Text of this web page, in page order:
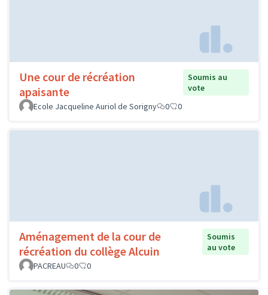
Une cour de récréation
apaisante
Soumis au
vote
Ecole Jacqueline Auriol de Sorigny
0 0
Aménagement de la cour de
récréation du collège Alcuin
Soumis
au vote
PACREAU
0 0